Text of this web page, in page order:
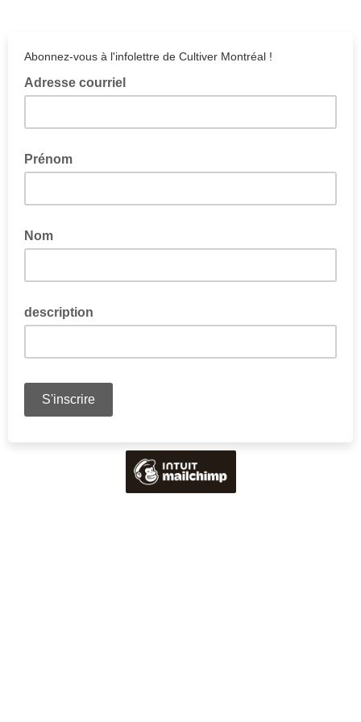
Abonnez-vous à l'infolettre de Cultiver Montréal !
Adresse courriel
Prénom
Nom
description